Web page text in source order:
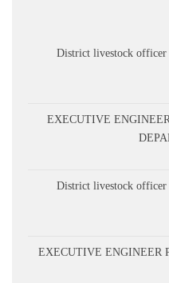
District livestock
EXECUTIVE
District livestock
EXECUTIVE ENGINEER